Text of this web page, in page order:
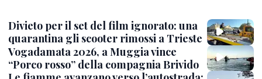
Divieto per il set del film ignorato: una
quarantina gli scooter rimossi a Trieste
Vogadamata 2026, a Muggia vince
“Porco rosso” della compagnia Brivido